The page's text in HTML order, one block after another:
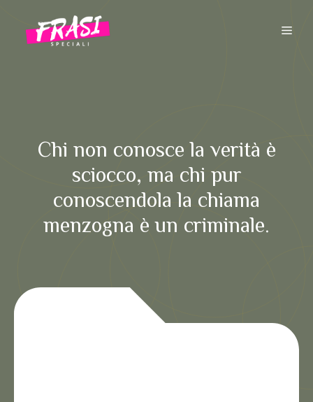
contenuto
Chi non conosce la verità è
sciocco, ma chi pur
conoscendola la chiama
menzogna è un criminale.